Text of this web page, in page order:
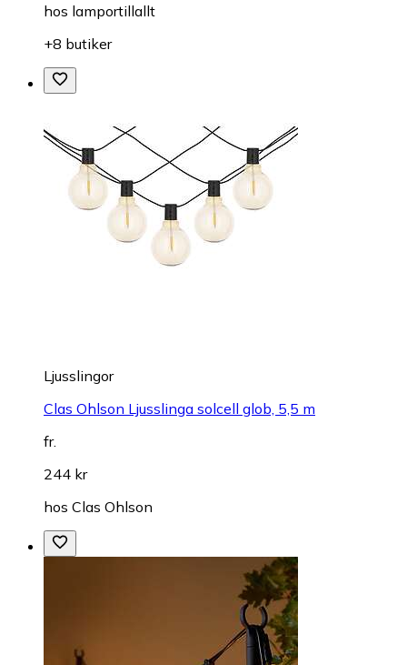
hos lamportillallt
+8 butiker
Ljusslingor
Clas Ohlson Ljusslinga solcell glob, 5,5 m
fr.
244 kr
hos Clas Ohlson